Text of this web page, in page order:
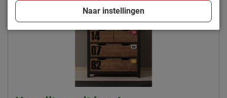
Naar instellingen